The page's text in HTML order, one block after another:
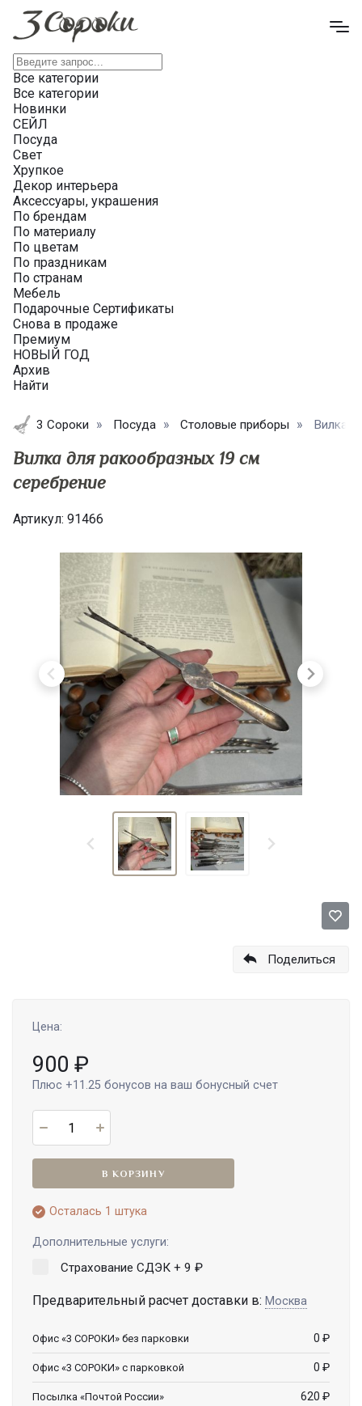
Все категории
Все категории
Новинки
СЕЙЛ
Посуда
Свет
Хрупкое
Декор интерьера
Аксессуары, украшения
По брендам
По материалу
По цветам
По праздникам
По странам
Мебель
Подарочные Сертификаты
Снова в продаже
Премиум
НОВЫЙ ГОД
Архив
Найти
3 Сороки Посуда Столовые приборы Вилка
Вилка для ракообразных 19 см
серебрение
Артикул: 91466
Поделиться
Цена:
900 ₽
Плюс +11.25 бонусов на ваш бонусный счет
В КОРЗИНУ
Осталась 1 штука
Дополнительные услуги:
Страхование СДЭК + 9 ₽
Предварительный расчет доставки в: Москва
Офис «3 СОРОКИ» без парковки 0 ₽
Офис «3 СОРОКИ» с парковкой 0 ₽
Посылка «Почтой России» 620 ₽